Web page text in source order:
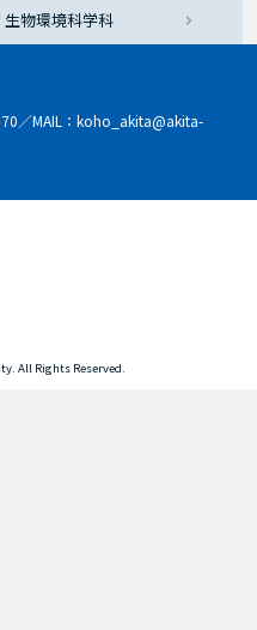
物環境科学科
／MAIL：koho_akita@akita-
All Rights Reserved.